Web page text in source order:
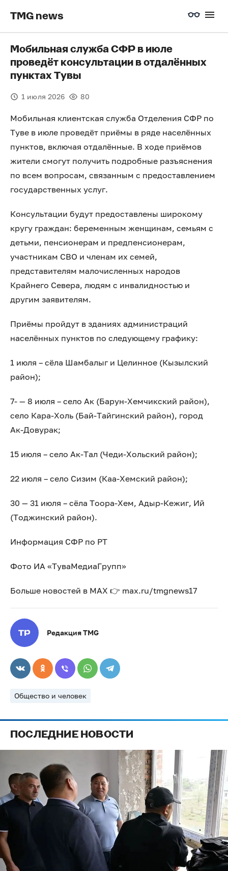
TMG news
Мобильная служба СФР в июле
проведёт консультации в отдалённых
пунктах Тувы
1 июля 2026 80
Мобильная клиентская служба Отделения СФР по
Туве в июле проведёт приёмы в ряде населённых
пунктов, включая отдалённые. В ходе приёмов
жители смогут получить подробные разъяснения
по всем вопросам, связанным с предоставлением
государственных услуг.
Консультации будут предоставлены широкому
кругу граждан: беременным женщинам, семьям с
детьми, пенсионерам и предпенсионерам,
участникам СВО и членам их семей,
представителям малочисленных народов
Крайнего Севера, людям с инвалидностью и
другим заявителям.
Приёмы пройдут в зданиях администраций
населённых пунктов по следующему графику:
1 июля – сёла Шамбалыг и Целинное (Кызылский
район);
7- — 8 июля – село Ак (Барун-Хемчикский район),
село Кара-Холь (Бай-Тайгинский район), город
Ак-Довурак;
15 июля – село Ак-Тал (Чеди-Хольский район);
22 июля – село Сизим (Каа-Хемский район);
30 — 31 июля – сёла Тоора-Хем, Адыр-Кежиг, Ий
(Тоджинский район).
Информация СФР по РТ
Фото ИА «ТуваМедиаГрупп»
Больше новостей в МАХ 👉 max.ru/tmgnews17
Редакция TMG
Общество и человек
ПОСЛЕДНИЕ НОВОСТИ